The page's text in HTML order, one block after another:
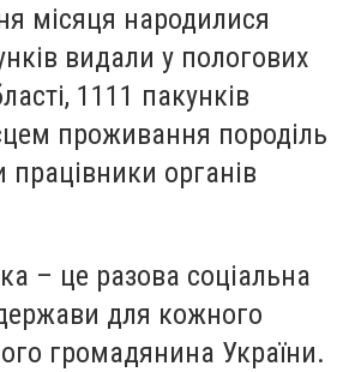
місяця народилися
видали у пологових
1111 пакунків
проживання породіль
органів
– це разова соціальна
для кожного
громадянина України.